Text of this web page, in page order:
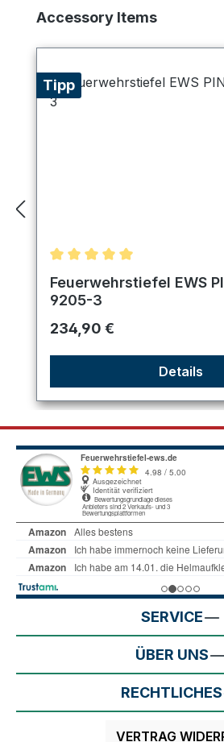
Produktgalerie überspringen
Accessory Items
Tipp
Durchschnittliche
Feuerwehrstiefel EWS
9205-3
Regulärer Preis:
234,90 €
Details
SERVICE
ÜBER UNS
RECHTLICHES
VERTRAG